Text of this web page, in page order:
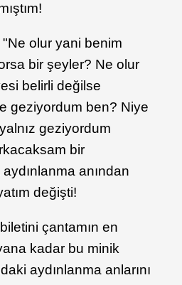
olur yani benim
bir şeyler? Ne olur
belirli değilse
geziyordum ben? Niye
geziyordum
bir
anından
değişti!
çantamın en
kadar bu minik
aydınlanma anlarını